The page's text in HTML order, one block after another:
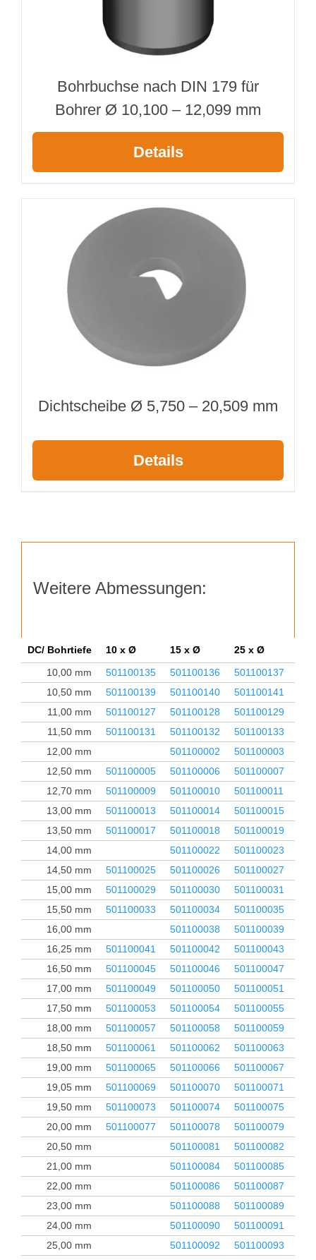
Bohrbuchse nach DIN 179 für
Bohrer Ø 10,100 – 12,099 mm
Details
Dichtscheibe Ø 5,750 – 20,509 mm
Details
Weitere Abmessungen:
DC/ Bohrtiefe 10 x Ø 15 x Ø 25 x Ø
10,00 mm
501100135 501100136 501100137
10,50 mm
501100139 501100140 501100141
11,00 mm
501100127 501100128 501100129
11,50 mm
501100131 501100132 501100133
12,00 mm
501100002 501100003
12,50 mm
501100005 501100006 501100007
12,70 mm
501100009 501100010 501100011
13,00 mm
501100013 501100014 501100015
13,50 mm
501100017 501100018 501100019
14,00 mm
501100022 501100023
14,50 mm
501100025 501100026 501100027
15,00 mm
501100029 501100030 501100031
15,50 mm
501100033 501100034 501100035
16,00 mm
501100038 501100039
16,25 mm
501100041 501100042 501100043
16,50 mm
501100045 501100046 501100047
17,00 mm
501100049 501100050 501100051
17,50 mm
501100053 501100054 501100055
18,00 mm
501100057 501100058 501100059
18,50 mm
501100061 501100062 501100063
19,00 mm
501100065 501100066 501100067
19,05 mm
501100069 501100070 501100071
19,50 mm
501100073 501100074 501100075
20,00 mm
501100077 501100078 501100079
20,50 mm
501100081 501100082
21,00 mm
501100084
501100085
22,00 mm
501100086
501100087
23,00 mm
501100088
501100089
24,00 mm
501100090
501100091
25,00 mm
501100092
501100093